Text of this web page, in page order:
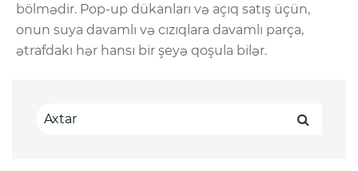
bölmədir. Pop-up dükanları və açıq satış üçün,
onun suya davamlı və cızıqlara davamlı parça,
ətrafdakı hər hansı bir şeyə qoşula bilər.